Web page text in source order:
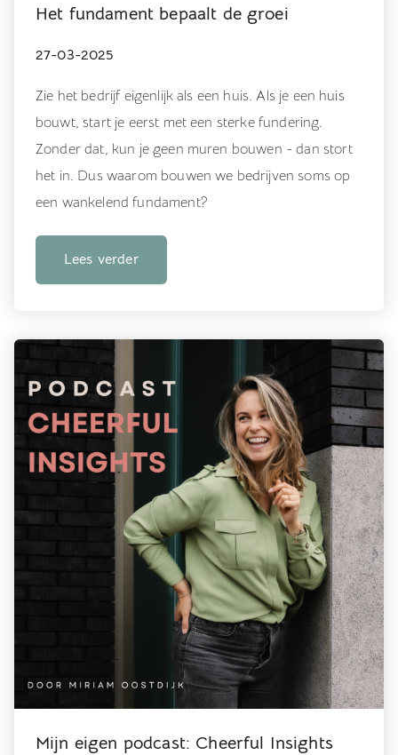
Het fundament bepaalt de groei
27-03-2025
Zie het bedrijf eigenlijk als een huis. Als je een huis
bouwt, start je eerst met een sterke fundering.
Zonder dat, kun je geen muren bouwen - dan stort
het in. Dus waarom bouwen we bedrijven soms op
een wankelend fundament?
Lees verder
Mijn eigen podcast: Cheerful Insights